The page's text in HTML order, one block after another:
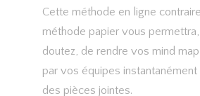
Cette méthode en ligne
méthode papier vous
doutez, de rendre vos mind
par vos équipes instantanément
des pièces jointes.